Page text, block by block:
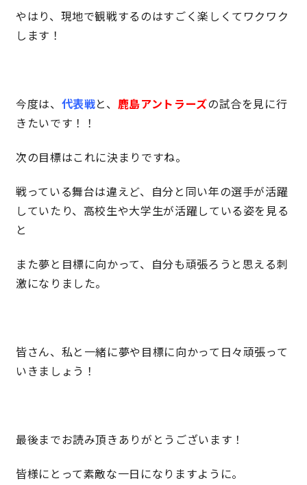
サイトマップ プライバシーポリシー
やはり、現地で観戦するのはすごく楽しくてワクワク
します！
今度は、 代表戦と、 鹿島アントラーズの試合を見に行
きたいです！！
次の目標はこれに決まりですね。
戦っている舞台は違えど、自分と同い年の選手が活躍
していたり、高校生や大学生が活躍している姿を見る
と
また夢と目標に向かって、自分も頑張ろうと思える刺
激になりました。
皆さん、私と一緒に夢や目標に向かって日々頑張って
いきましょう！
最後までお読み頂きありがとうございます！
皆様にとって素敵な一日になりますように。